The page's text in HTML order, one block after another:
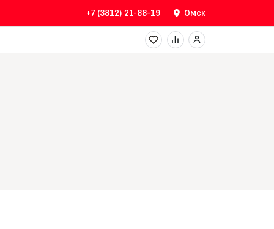
+7 (3812) 21-88-19 Омск